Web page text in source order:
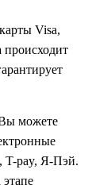
Visa,
можете
T-pay, Я-Пэй.